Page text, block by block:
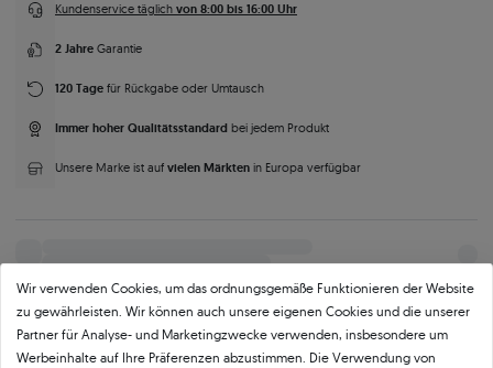
Kundenservice täglich von 8:00 bis 16:00 Uhr
2 Jahre Garantie
120 Tage für Rückgabe oder Umtausch
Immer hoher Qualitätsstandard bei jedem Produkt
Unsere Marke ist auf vielen Märkten in Europa verfügbar
Parameter Beschreibung Mehr Fotos und Videos anfordern
Wir verwenden Cookies, um das ordnungsgemäße Funktionieren der Website
zu gewährleisten. Wir können auch unsere eigenen Cookies und die unserer
Partner für Analyse- und Marketingzwecke verwenden, insbesondere um
Werbeinhalte auf Ihre Präferenzen abzustimmen. Die Verwendung von